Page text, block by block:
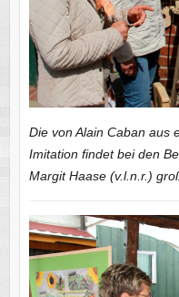
Die von Alain Caban aus
Imitation findet bei den
Margit Haase (v.l.n.r.)